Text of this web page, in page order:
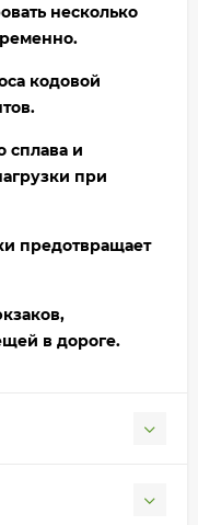
несколько
кодовой
сплава и
при
предотвращает
в дороге.